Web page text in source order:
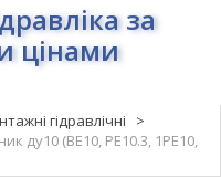
за
цінами
гідравлічні
>
ду10 (ВЕ10, РЕ10.3, 1РЕ10,